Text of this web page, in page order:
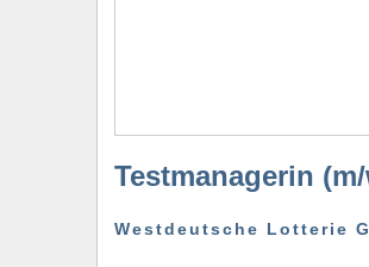
Testmanagerin
Westdeutsche Lotterie